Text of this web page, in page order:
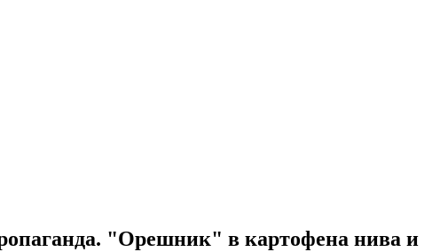
"Орешник" в картофена нива и